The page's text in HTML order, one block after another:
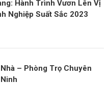
Tiêu Di động Chuyên
Long Hoàng
Hành Trình Vươn Lên Vị
Nghiệp Suất Sắc 2023